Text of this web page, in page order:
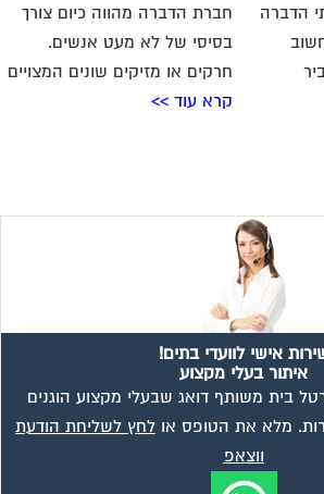
הדברה
חברת הדברה מהווה כיום צורך
בסיסי של לא מעט אנשים.
חרקים או מזיקים שונים המצויים
קרא עוד >>
אישי לוועדי בתים!
איתור בעלי מקצוע
בית משותף דואג שבעלי מקצוע הוגנים
מלא את הטופס אולחץ לשליחת הודעת
ווצאפ